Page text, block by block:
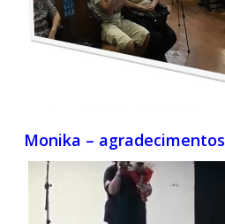
Monika – agradecimentos